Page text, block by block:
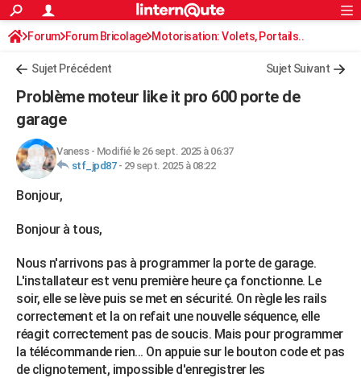
ACTUALITÉS
Politique
Société
Faits Divers
Education
Monde
Villes
+
FINANCE
Retraite
Impôts
Epargne
Immobilier
Risques naturels par ville
Banque
Assurance
Crédit
AUTO
Essais
Réserver un essai
Citadines
Berlines
SUV
Forum auto
HIGH-TECH
Guides de France
Escapades
Patrimoine
Expositions
Musées
Week-end nature
+LIFESTYLE
Art de vivre
Bien-être
Loisirs
Mode
Modes de vie
SANTE
Alimentation
Guide de la santé
Maladies
Médicaments
Sommeil
VOYAGE
Rechercher
S'inscrire
Connexion
Forum Forum Bricolage Motorisation: Volets, Portails..
Sujet Précédent Sujet Suivant
Problème moteur like it pro 600 porte de
garage
Vaness- Modifié le 26 sept. 2025 à 06:37
stf_jpd87- 29 sept. 2025 à 08:22
Bonjour,
Bonjour à tous,
Nous n'arrivons pas à programmer la porte de garage.
L'installateur est venu première heure ça fonctionne. Le
soir, elle se lève puis se met en sécurité. On règle les rails
correctement et la on refait une nouvelle séquence, elle
réagit correctement pas de soucis. Mais pour programmer
la télécommande rien... On appuie sur le bouton code et pas
de clignotement, impossible d'enregistrer les